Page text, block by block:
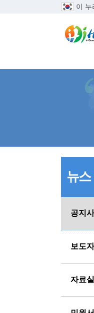
이 누
뉴스
공지
보도
자료실